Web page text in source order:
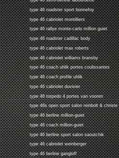
type 46 roadster sport bonnefoy
type 46 cabriolet montilliers
type 46 rallye monte-carlo million guiet
type 46 roadster cadillac body
type 46 cabriolet max roberts
type 46 cabriolet williams bransby
type 46 coach uhlik portes coulissantes
type 46 coach profile uhlik
type 46 cabriolet duvivier
type 46 torpedo 4 portes van vooren
type 46s open sport salon reinbolt & christe
type 46 berline million-guiet
type 46 coach million-guiet
type 46 berline sport salon saoutchik
type 46 cabriolet weinberger
type 46 berline gangloff